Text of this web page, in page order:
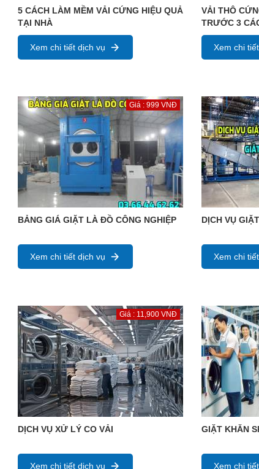
5 CÁCH LÀM MỀM VẢI CỨNG HIỆU QUẢ
TẠI NHÀ
Xem chi tiết dịch vụ
VẢI THÔ
TRƯỚC 3
Xem chi
Giá : 999 VNĐ
BẢNG GIÁ GIẶT LÀ ĐỒ CÔNG NGHIỆP
Xem chi tiết dịch vụ
DỊCH VỤ
Xem chi
Giá : 11,900 VNĐ
DỊCH VỤ XỬ LÝ CO VẢI
Xem chi tiết dịch vụ
GIẶT KHĂN
Xem chi